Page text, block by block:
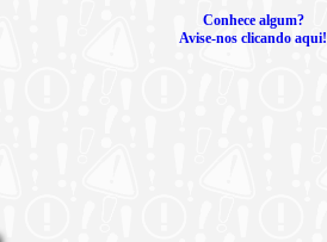
Conhece algum?
Avise-nos clicando aqui!